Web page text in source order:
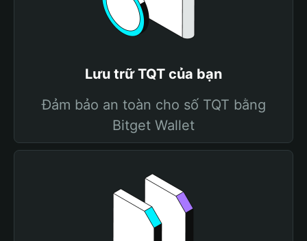
Lưu trữ TQT của bạn
Đảm bảo an toàn cho số TQT bằng
Bitget Wallet